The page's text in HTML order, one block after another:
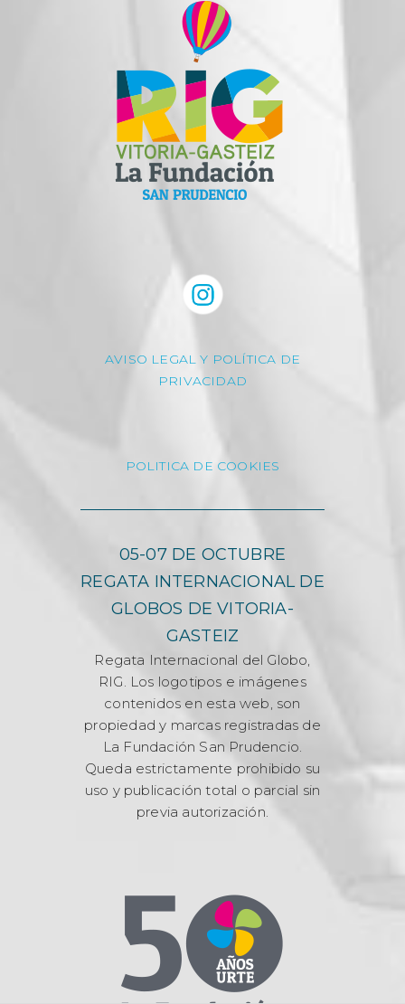
AVISO LEGAL Y POLÍTICA DE
PRIVACIDAD
POLITICA DE COOKIES
05-07 DE OCTUBRE
REGATA INTERNACIONAL DE
GLOBOS DE VITORIA-
GASTEIZ
Regata Internacional del Globo,
RIG. Los logotipos e imágenes
contenidos en esta web, son
propiedad y marcas registradas de
La Fundación San Prudencio.
Queda estrictamente prohibido su
uso y publicación total o parcial sin
previa autorización.